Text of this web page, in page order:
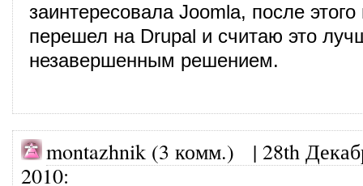
заинтересовала Joomla, после
перешел на Drupal и считаю это
незавершенным решением.
montazhnik (3 комм.) | 28th
2010: